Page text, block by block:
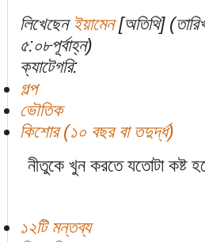
লিখেছেন ইয়ামেন[অতিথি]
৫:০৮পূর্বাহ্ন)
ক্যাটেগরি:
গল্প
ভৌতিক
কিশোর (১০ বছর বা তদুর্দ্ধ)
নীতুকে খুন করতে যতোটা কষ্ট
১২টি মন্তব্য